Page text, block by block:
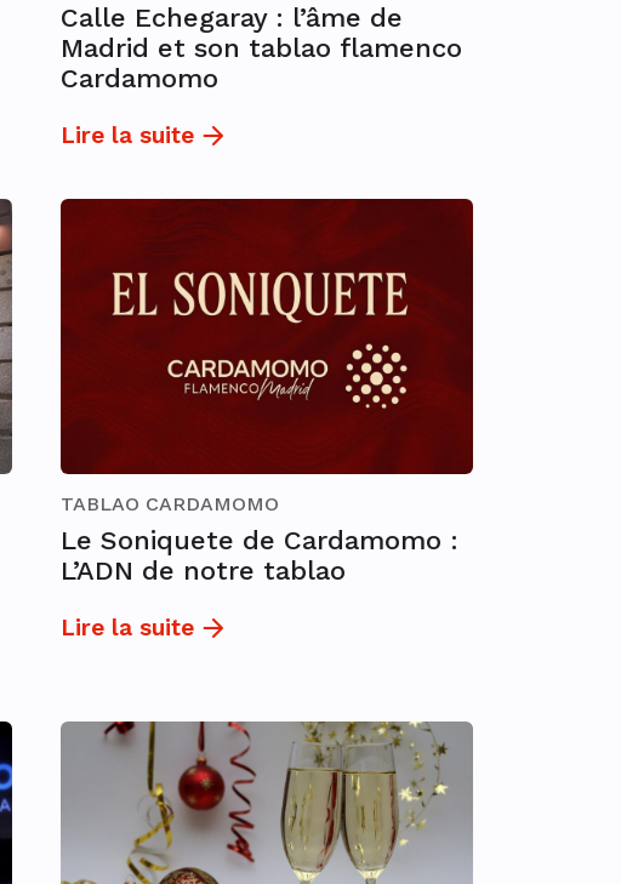
Calle Echegaray : l’âme de
Madrid et son tablao flamenco
Cardamomo
Lire la suite
TABLAO CARDAMOMO
Le Soniquete de Cardamomo :
L’ADN de notre tablao
Lire la suite